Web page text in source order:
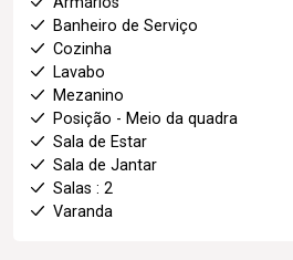
Banheiro de Serviço
Cozinha
Lavabo
Mezanino
Posição - Meio da quadra
Sala de Estar
Sala de Jantar
Salas : 2
Varanda